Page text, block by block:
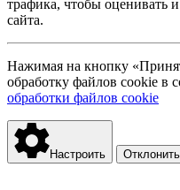
трафика, чтобы оценивать
сайта.
Нажимая на кнопку
обработку файлов cookie в
обработки файлов cookie
Настроить Отклонить